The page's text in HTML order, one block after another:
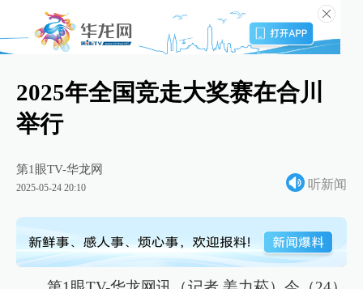
2025年全国竞走大奖赛在合川
举行
第1眼TV-华龙网
2025-05-24 20:10 听新闻